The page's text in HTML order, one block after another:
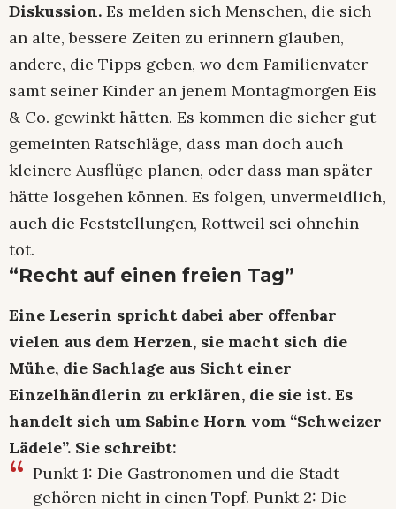
Diskussion. Es melden sich Menschen, die sich
an alte, bessere Zeiten zu erinnern glauben,
andere, die Tipps geben, wo dem Familienvater
samt seiner Kinder an jenem Montagmorgen Eis
& Co. gewinkt hätten. Es kommen die sicher gut
gemeinten Ratschläge, dass man doch auch
kleinere Ausflüge planen, oder dass man später
hätte losgehen können. Es folgen, unvermeidlich,
auch die Feststellungen, Rottweil sei ohnehin
tot.
“Recht auf einen freien Tag”
Eine Leserin spricht dabei aber offenbar
vielen aus dem Herzen, sie macht sich die
Mühe, die Sachlage aus Sicht einer
Einzelhändlerin zu erklären, die sie ist. Es
handelt sich um Sabine Horn vom “Schweizer
Lädele”. Sie schreibt:
Punkt 1: Die Gastronomen und die Stadt
gehören nicht in einen Topf. Punkt 2: Die